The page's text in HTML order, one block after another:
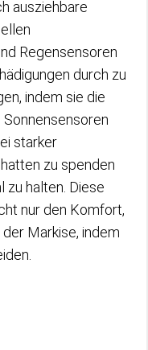
ausziehbare
Regensensoren
durch zu
indem sie die
starker
zu spenden
zu halten. Diese
nur den Komfort,
Markise, indem